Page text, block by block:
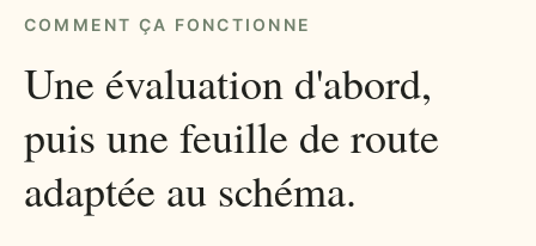
COMMENT ÇA FONCTIONNE
Une évaluation d'abord,
puis une feuille de route
adaptée au schéma.